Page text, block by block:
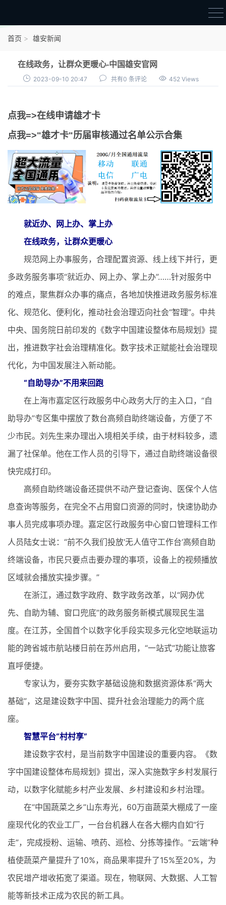
点我申领雄才卡
雄才卡资讯
雄安新闻
首页 雄安新闻
在线政务，让群众更暖心-中国雄安官网
2023-09-10 20:47 共有0 条评论 452 Views
点我=>在线申请雄才卡
点我=>"雄才卡"历届审核通过名单公示合集
就近办、网上办、掌上办
在线政务，让群众更暖心
规范网上办事服务，合理配置资源、线上线下并行，更
多政务服务事项“就近办、网上办、掌上办”……针对服务中
的难点，聚焦群众办事的痛点，各地加快推进政务服务标准
化、规范化、便利化，推动社会治理迈向社会“智理”。中共
中央、国务院日前印发的《数字中国建设整体布局规划》提
出，推进数字社会治理精准化。数字技术正赋能社会治理现
代化，为中国发展注入新动能。
“自助导办”不用来回跑
在上海市嘉定区行政服务中心政务大厅的主入口，“自
助导办”专区集中摆放了数台高频自助终端设备，方便了不
少市民。刘先生来办理出入境相关手续，由于材料较多，遗
漏了社保单。他在工作人员的引导下，通过自助终端设备很
快完成打印。
高频自助终端设备还提供不动产登记查询、医保个人信
息查询等服务，在完全不占用窗口资源的同时，快速协助办
事人员完成事项办理。嘉定区行政服务中心窗口管理科工作
人员陆女士说：“前不久我们投放‘无人值守工作台’高频自助
终端设备，市民只要点击要办理的事项，设备上的视频播放
区域就会播放实操步骤。”
在浙江，通过数字政府、数字政务改革，以“网办优
先、自助为辅、窗口兜底”的政务服务新模式展现民生温
度。在江苏，全国首个以数字化手段实现多元化空地联运功
能的跨省城市航站楼日前在苏州启用，“一站式”功能让旅客
直呼便捷。
专家认为，要夯实数字基础设施和数据资源体系“两大
基础”，这是建设数字中国、提升社会治理能力的两个底
座。
智慧平台“村村享”
建设数字农村，是当前数字中国建设的重要内容。《数
字中国建设整体布局规划》提出，深入实施数字乡村发展行
动，以数字化赋能乡村产业发展、乡村建设和乡村治理。
在“中国蔬菜之乡”山东寿光，60万亩蔬菜大棚成了一座
座现代化的农业工厂，一台台机器人在各大棚内自如“行
走”，完成授粉、运输、喷药、巡检、分拣等操作。“云端”种
植使蔬菜产量提升了10%，商品果率提升了15%至20%，为
农民增产增收拓宽了渠道。现在，物联网、大数据、人工智
能等新技术正成为农民的新工具。